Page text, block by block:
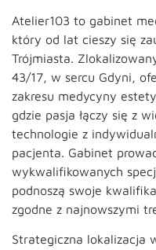
Atelier103 to gabinet
który od lat cieszy się
Trójmiasta.
43/17, w sercu Gdyni,
zakresu medycyny
gdzie pasja łączy się z
technologie z
pacjenta. Gabinet
wykwalifikowanych
podnoszą swoje
zgodne z najnowszymi
Strategiczna lokalizacja